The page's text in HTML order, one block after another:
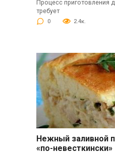
Процесс приготовления
требует
0 2.4к.
Нежный заливной
«по-невесткински»